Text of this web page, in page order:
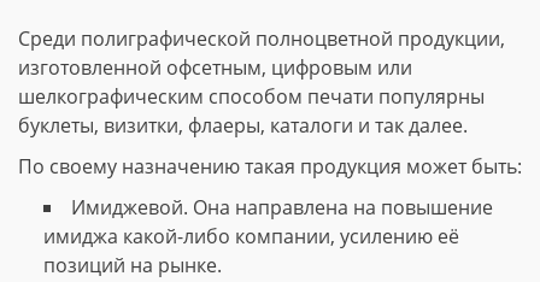
Среди полиграфической полноцветной продукции,
изготовленной офсетным, цифровым или
шелкографическим способом печати популярны
буклеты, визитки, флаеры, каталоги и так далее.
По своему назначению такая продукция может быть:
Имиджевой. Она направлена на повышение
имиджа какой-либо компании, усилению её
позиций на рынке.